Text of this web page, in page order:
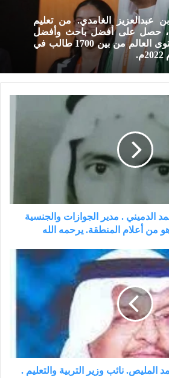
عبدالعزيز الغامدي. من تعليم
حصل على أفضل باحث وأفضل
مشروع على مستوى العالم من بين 1700 طالب في
الدميني . مدير الجوازات والجنسية
من أعلام المنطقة. يرحمه الله
نائب وزير التربية والتعليم .